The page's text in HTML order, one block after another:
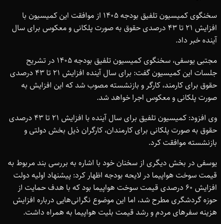
سخنگوی کمیسیون تلفیق بودجه 1405 از موافقت این کمیسیون با
افزایش 21 تا 43 درصدی حقوق به صورت پلکانی و معکوس برای سال
آینده خبر داد.
مجتبی یوسفی، سخنگوی کمیسیون تلفیق بودجه 1405 در تشریح
جلسات این کمیسیون گفت: برای سال آینده افزایش 21 تا 43 درصدی
حقوق برای کارمند، کارگر و بازنشسته مصوب شد که این افزایش به
صورت پلکانی و معکوس اجرا خواهد شد.
وی افزود: کمیسیون تلفیق برای سال آینده با افزایش 21 تا 43 درصدی
حقوق به صورت پلکانی برای کارمندان، کارگران ذیل بخش دولتی و
بازنشسته موافقت کرد.
یوسفی در بخش دیگری از سخنان خود با اشاره به بررسی بند مربوط به
قیمت سوخت هواپیما در لایحه بودجه اظهار کرد: پیشنهاد اولیه دولت
افزایش 60 درصدی قیمت سوخت هواپیما بود که با هدف حمایت از
حوزه گردشگری مطرح شد، اما این موضوع نگرانی‌هایی درباره افزایش
هزینه سفرهای مردم و رشد قیمت بلیت هواپیما به همراه داشت.